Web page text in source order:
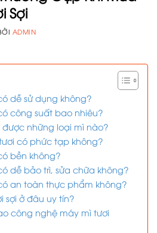
Sợi
ADMIN
dễ sử dụng không?
công suất bao nhiêu?
những loại mì nào?
có phức tạp không?
bền không?
dễ bảo trì, sửa chữa không?
an toàn thực phẩm không?
sợi ở đâu uy tín?
công nghệ máy mì tươi